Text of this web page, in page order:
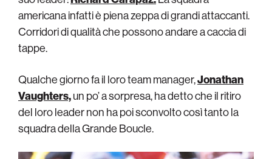
americana infatti è piena zeppa di grandi attaccanti.
Corridori di qualità che possono andare a caccia di
tappe.
Qualche giorno fa il loro team manager,Jonathan
Vaughters,un po’ a sorpresa, ha detto che il ritiro
del loro leader non ha poi sconvolto così tanto la
squadra della Grande Boucle.